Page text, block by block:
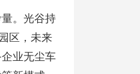
。光谷持
区，未来
业无尘车